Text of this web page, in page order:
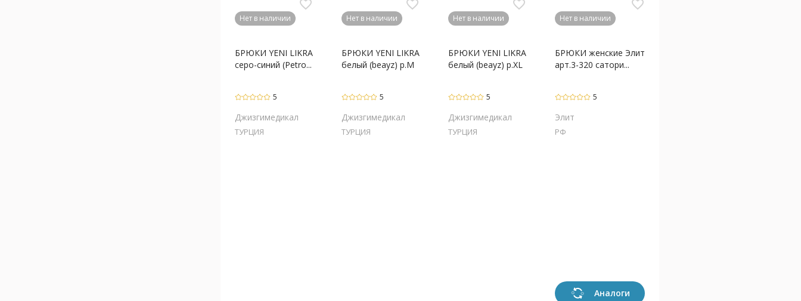
favorite_border
Нет в наличии
БРЮКИ YENI LIKRA
серо-синий (Petro...
5
Джизгимедикал
ТУРЦИЯ
favorite_border
Нет в наличии
БРЮКИ YENI LIKRA
белый (beayz) р.M
5
Джизгимедикал
ТУРЦИЯ
favorite_border
Нет в наличии
БРЮКИ YENI LIKRA
белый (beayz) р.XL
5
Джизгимедикал
ТУРЦИЯ
favorite_border
Нет в наличии
БРЮКИ женские Элит
арт.3-320 сатори...
5
Элит
РФ
Аналоги